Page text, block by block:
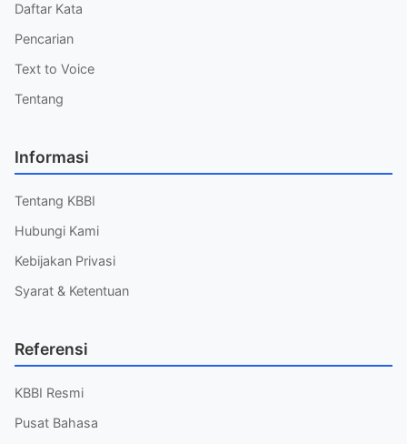
Daftar Kata
Pencarian
Text to Voice
Tentang
Informasi
Tentang KBBI
Hubungi Kami
Kebijakan Privasi
Syarat & Ketentuan
Referensi
KBBI Resmi
Pusat Bahasa